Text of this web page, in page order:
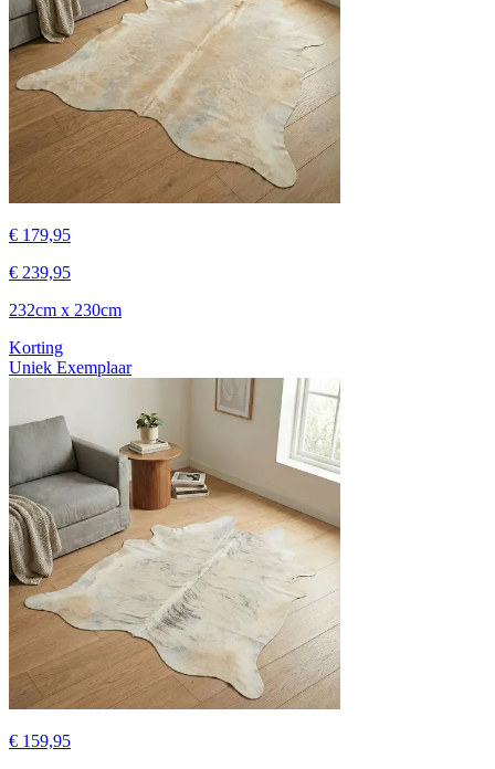
€ 179,95
€ 239,95
232cm x 230cm
Korting
Uniek Exemplaar
€ 159,95